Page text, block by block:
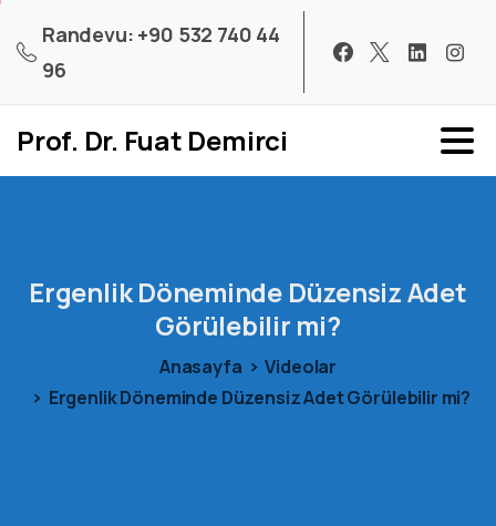
Randevu: +90 532 740 44
96
Prof. Dr. Fuat Demirci
Ergenlik Döneminde DüzensizAdet
Görülebilir mi?
Anasayfa
Videolar
Ergenlik Döneminde Düzensiz Adet Görülebilir mi?